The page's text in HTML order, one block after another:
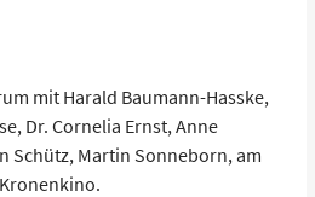
mit Harald Baumann-Hasske,
Dr. Cornelia Ernst, Anne
Schütz, Martin Sonneborn, am